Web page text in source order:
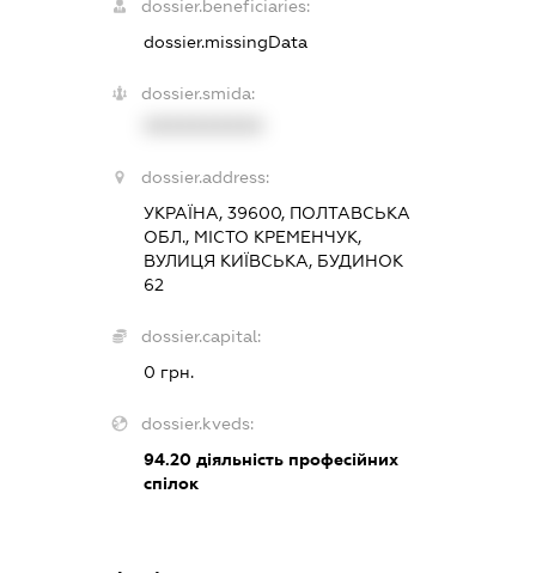
dossier.beneficiaries:
dossier.missingData
dossier.smida:
dossier.address:
УКРАЇНА, 39600, ПОЛТАВСЬКА
ОБЛ., МІСТО КРЕМЕНЧУК,
ВУЛИЦЯ КИЇВСЬКА, БУДИНОК
62
dossier.capital:
0 грн.
dossier.kveds:
94.20 діяльність професійних
спілок